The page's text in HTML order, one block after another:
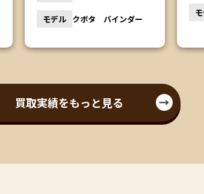
クボタ バインダー
買取実績をもっと見る